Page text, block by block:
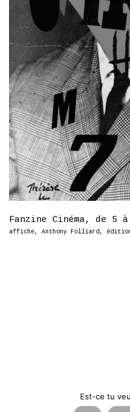
Fanzine Cinéma, de 5
affiche, Anthony Folliard,
Est-ce tu